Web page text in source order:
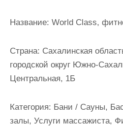
Название: World Class,
Страна: Сахалинская
городской округ Южно-
Центральная, 1Б
Категория: Бани / Сауны,
залы, Услуги массажиста,